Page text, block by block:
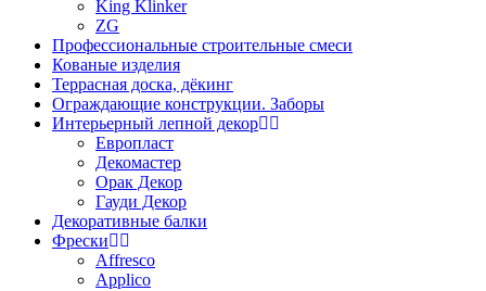
King Klinker
ZG
Профессиональные строительные смеси
Кованые изделия
Террасная доска, дёкинг
Ограждающие конструкции. Заборы
Интерьерный лепной декор
Европласт
Декомастер
Орак Декор
Гауди Декор
Декоративные балки
Фрески
Affresco
Applico